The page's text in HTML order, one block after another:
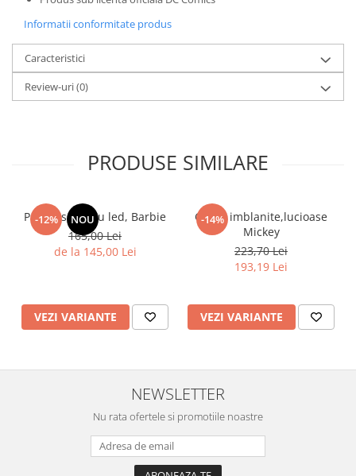
Informatii conformitate produs
Caracteristici
Review-uri(0)
PRODUSE SIMILARE
-12% NOU
Pantof sport cu led, Barbie
165,00 Lei
de la 145,00 Lei
VEZI VARIANTE
-14%
Ghete imblanite,lucioase
Mickey
223,70 Lei
193,19 Lei
VEZI VARIANTE
NEWSLETTER
Nu rata ofertele si promotiile noastre